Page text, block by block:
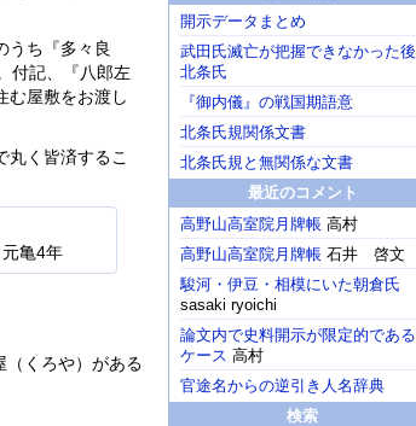
うち『多々良
付記、『八郎左
む屋敷をお渡し
丸く皆済するこ
亀4年
くろや）がある
開示データまとめ
武田氏滅亡が把握できなかった後
北条氏
『御内儀』の戦国期語意
北条氏規関係文書
北条氏規と無関係な文書
最近のコメント
高野山高室院月牌帳 高村
高野山高室院月牌帳 石井 啓文
駿河・伊豆・相模にいた朝倉氏
sasaki ryoichi
論文内で史料開示が限定的である
ケース 高村
官途名からの逆引き人名辞典
検索